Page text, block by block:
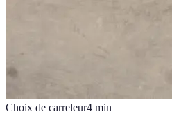
Choix de carreleur4 min